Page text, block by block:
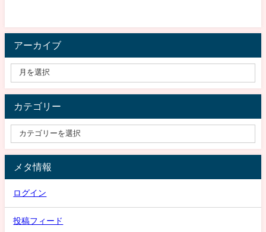
アーカイブ
カテゴリー
メタ情報
ログイン
投稿フィード